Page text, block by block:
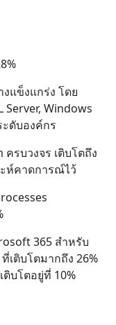
แข็งแกร่ง โดย
Windows
ะดับองค์กร
รบวงจร เติบโตถึง
ห์คาดการณ์ไว้
365 สำหรับ
ติบโตมากถึง 26%
บโตอยู่ที่ 10%